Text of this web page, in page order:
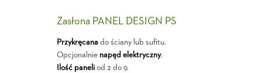
Zasłona PANEL DESIGN PS
Przykręcanado ściany lub sufitu.
Opcjonalnie napęd elektryczny.
Ilość paneliod 2 do 9.